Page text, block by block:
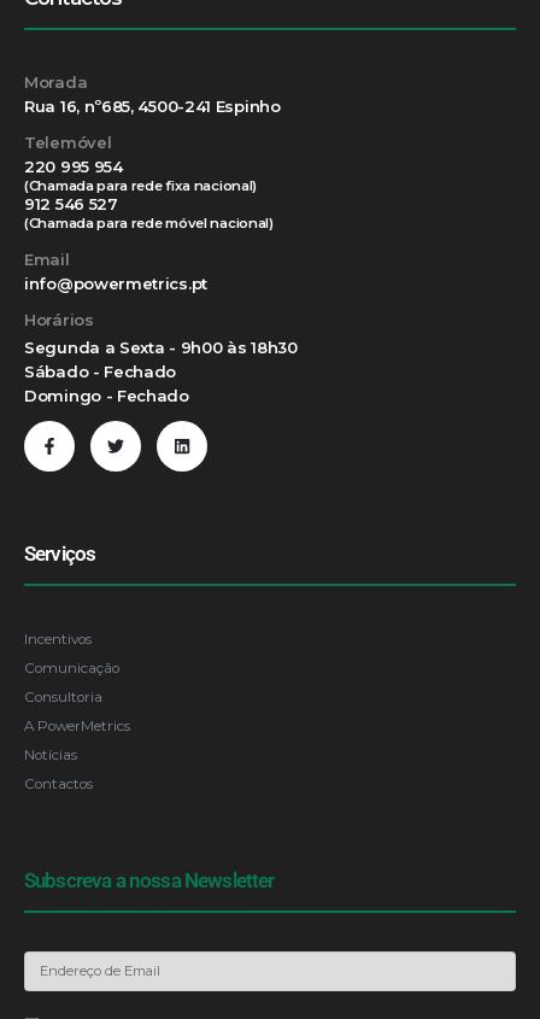
Morada
Rua 16, nº685, 4500-241 Espinho
Telemóvel
220 995 954
(Chamada para rede fixa nacional)
912 546 527
(Chamada para rede móvel nacional)
Email
info@powermetrics.pt
Horários
Segunda a Sexta - 9h00 às 18h30
Sábado - Fechado
Domingo - Fechado
Serviços
Incentivos
Comunicação
Consultoria
A PowerMetrics
Notícias
Contactos
Subscreva a nossa Newsletter